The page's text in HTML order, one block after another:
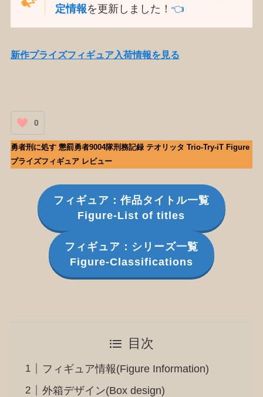
定情報を更新しました！👈️
新作プライズフィギュア入荷情報を見る
0
勇者刑に処す 懲罰勇者9004隊刑務記録 テオリッタ Trio-Try-iT Figure
プライズフィギュア レビュー
フィギュア：作品タイトル一覧
Figure-List of titles
フィギュア：シリーズ一覧
Figure-Classifications
目次
フィギュア情報(Figure Information)
外箱デザイン(Box design)